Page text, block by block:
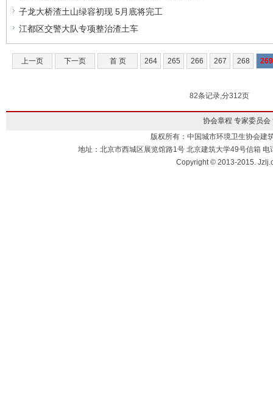
子龙大桥渣土山绿容初现 5月底将完工
江都区交警大队专项整治渣土车
上一页 下一页 首 页 264 265 266 267 268 269
82条记录,分312页
协会章程 专家委员会
版权所有：中国城市环境卫生协会建
地址：北京市西城区展览馆路1号 北京建筑大学49号信箱
Copyright © 2013-2015.